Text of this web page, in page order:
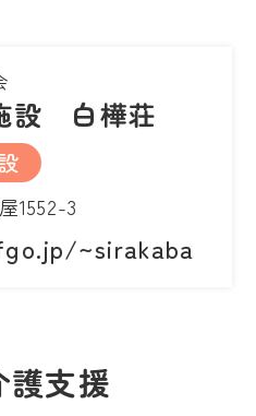
設 白樺荘
1552-3
~sirakaba
護支援